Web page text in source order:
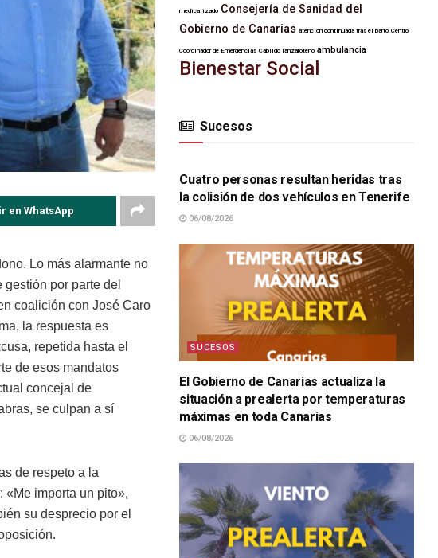
en WhatsApp
Lo más alarmante no
por parte del
coalición con José Caro
la respuesta es
repetida hasta el
de esos mandatos
concejal de
se culpan a sí
de respeto a la
«Me importa un pito»,
su desprecio por el
medicalizado Consejería de Sanidad del
Gobierno de Canarias atención continuada tras el parto Centro
Coordinador de Emergencias Cabildo lanzaroteño ambulancia
Bienestar Social
Sucesos
SUCESOS
Cuatro personas resultan heridas tras
la colisión de dos vehículos en Tenerife
06/08/2026
SUCESOS
El Gobierno de Canarias actualiza la
situación a prealerta por temperaturas
máximas en toda Canarias
06/08/2026